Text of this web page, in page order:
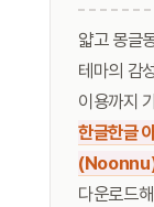
얇고 몽글
테마의 감
이용까지
한글한글
(Noonnu)
다운로드